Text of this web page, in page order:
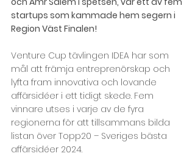
startups som kammade hem segern i
Region Väst Finalen!
Venture Cup tävlingen IDEA har som
mål att främja entreprenörskap och
lyfta fram innovativa och lovande
affärsidéer i ett tidigt skede. Fem
vinnare utses i varje av de fyra
regionerna för att tillsammans bilda
listan över Topp20 – Sveriges bästa
affärsidéer 2024.